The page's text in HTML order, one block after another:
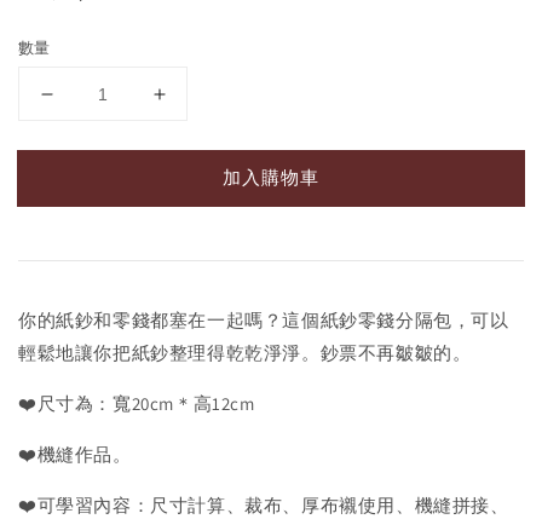
數量
加入購物車
你的紙鈔和零錢都塞在一起嗎？這個紙鈔零錢分隔包，可以
輕鬆地讓你把紙鈔整理得乾乾淨淨。鈔票不再皺皺的。
❤️尺寸為：寬20cm＊高12cm
❤️機縫作品。
❤️可學習內容：尺寸計算、裁布、厚布襯使用、機縫拼接、